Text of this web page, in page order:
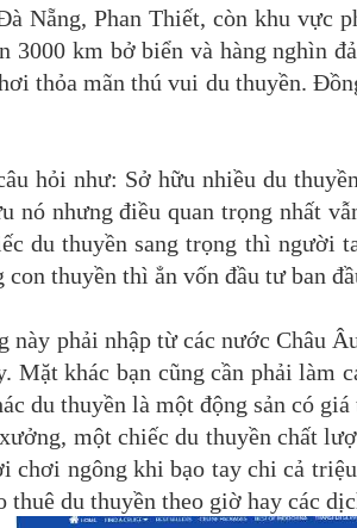
Nẵng, Phan Thiết, còn khu vực
km bở biển và hàng nghìn
thỏa mãn thú vui du thuyền.
hỏi như: Sở hữu nhiều du
nó nhưng điều quan trọng nhất
du thuyền sang trọng thì người
thuyền thì ẳn vốn đầu tư ban
này phải nhập từ các nước Châu
Mặt khác bạn cũng cần phải làm
du thuyền là một động sản có
một chiếc du thuyền chất
chơi ngông khi bạo tay chi cả
du thuyền theo giờ hay các